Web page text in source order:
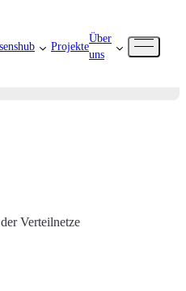
Projekte
Über
uns
Verteilnetze